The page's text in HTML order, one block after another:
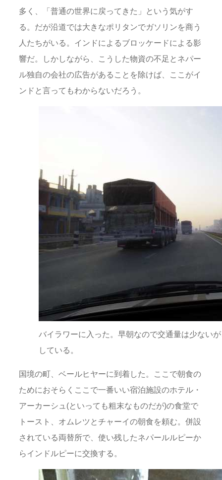
多く、「普通の世界に戻ってきた」という気がす
る。だが沿道では大きなポリタンでガソリンを商う
人たちがいる。インドによるブロッケードによる影
響だ。しかしながら、こうした物資の不足とネパー
ル独自の会社の広告があることを除けば、ここがイ
ンドと言ってもわからないだろう。
バイラワーに入った。早朝なので交通量は少ない
している。
国境の町、ベールヒヤーに到着した。ここで朝食の
ためにおそらくここで一番いい宿泊施設のホテル・
アーカーシュ(といっても粗末なものだが)の食堂で
トースト、オムレツとチャーイの朝食を頼む。併設
されている両替所で、使い残したネパールルピーか
らインドルピーに交換する。